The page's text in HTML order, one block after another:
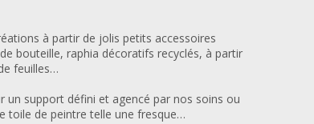
à partir de jolis petits accessoires
bouteille, raphia décoratifs recyclés, à partir
feuilles…
support défini et agencé par nos soins ou
toile de peintre telle une fresque…